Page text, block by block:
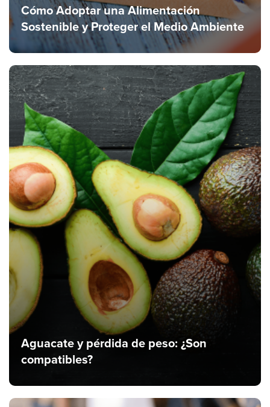
Cómo Adoptar una Alimentación
Sostenible y Proteger el Medio Ambiente
Aguacate y pérdida de peso: ¿Son
compatibles?